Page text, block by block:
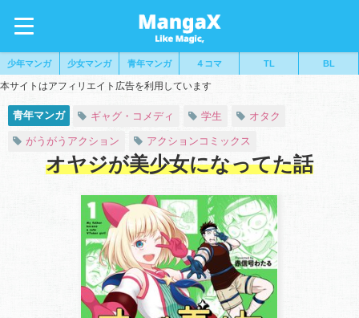
少年マンガ 少女マンガ 青年マンガ ４コマ TL BL
本サイトはアフィリエイト広告を利用しています
青年マンガ ギャグ・コメディ 学生 オタク
がうがうアクション アクションコミックス
オヤジが美少女になってた話